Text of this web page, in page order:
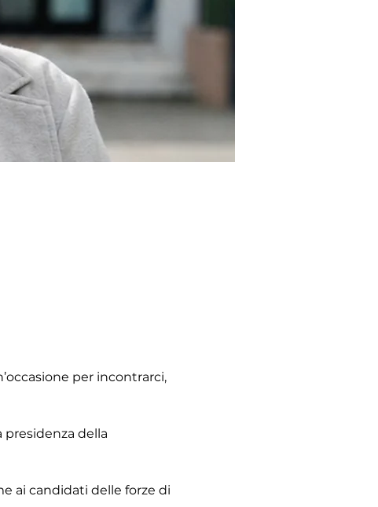
per incontrarci,
presidenza della
ai candidati delle forze di